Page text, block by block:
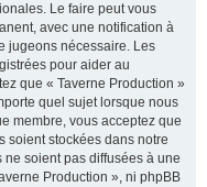
Le faire peut vous
avec une notification à
jugeons nécessaire. Les
pour aider au
que « Taverne Production »
quel sujet lorsque nous
membre, vous acceptez que
soient stockées dans notre
soient pas diffusées à une
Production », ni phpBB